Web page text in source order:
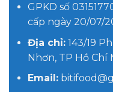
GPKD số
cấp ngày 20/07/
Địa chỉ:143/19
Nhơn, TP Hồ Chí
Email: